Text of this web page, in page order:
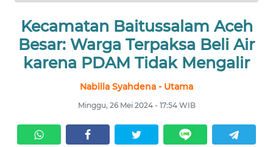
Kecamatan Baitussalam Aceh
Besar: Warga Terpaksa Beli Air
karena PDAM Tidak Mengalir
Nabilla Syahdena - Utama
Minggu, 26 Mei 2024 - 17:54 WIB
UTAMA
NUSANTARA
SERBA-
SERBI